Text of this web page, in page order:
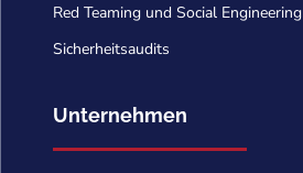
Red Teaming und Social Engineering
Sicherheitsaudits
Unternehmen